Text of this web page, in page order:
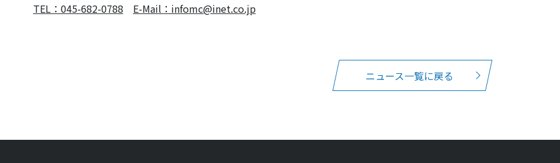
TEL：045-682-0788
E-Mail：infomc@inet.co.jp
ニュース一覧に戻る